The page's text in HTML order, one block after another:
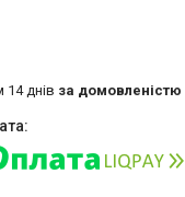
14 днів за домовленістю